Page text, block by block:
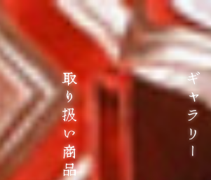
ギャラリー
取り扱い商品